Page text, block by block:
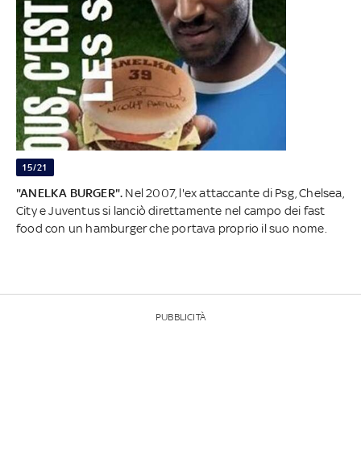
15/21
"ANELKA BURGER". Nel 2007, l'ex attaccante di Psg, Chelsea,
City e Juventus si lanciò direttamente nel campo dei fast
food con un hamburger che portava proprio il suo nome.
PUBBLICITÀ